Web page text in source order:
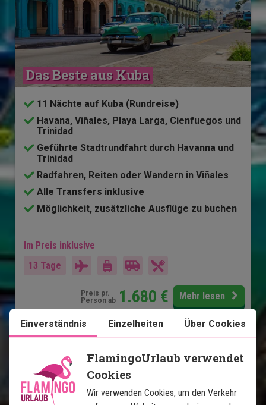
Das Beste aus Kuba
11 Nächte auf Kuba (Rundreise)
Havana, Viñales, Playa Larga, Cienfuegos und
Trinidad
Geführte Stadtrundfahrt durch Havanna und
Trinidad
Radfahren, Reiten oder Wandern in Viñales
Alle Transfers inklusive
Möglichkeit, zusätzliche Ausflüge zu buchen
Im Preis inklusive
13 Tage
Preis pr.
Person ab 1.680 € Mehr lesen
Einverständnis Einzelheiten Über Cookies
FlamingoUrlaub verwendet
Cookies
Wir verwenden Cookies, um den Verkehr